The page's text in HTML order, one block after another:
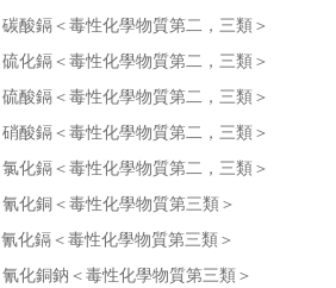
碳酸鎘＜毒性化學物質第二，三類＞
硫化鎘＜毒性化學物質第二，三類＞
硫酸鎘＜毒性化學物質第二，三類＞
硝酸鎘＜毒性化學物質第二，三類＞
氯化鎘＜毒性化學物質第二，三類＞
氰化銅＜毒性化學物質第三類＞
氰化鎘＜毒性化學物質第三類＞
氰化銅鈉＜毒性化學物質第三類＞